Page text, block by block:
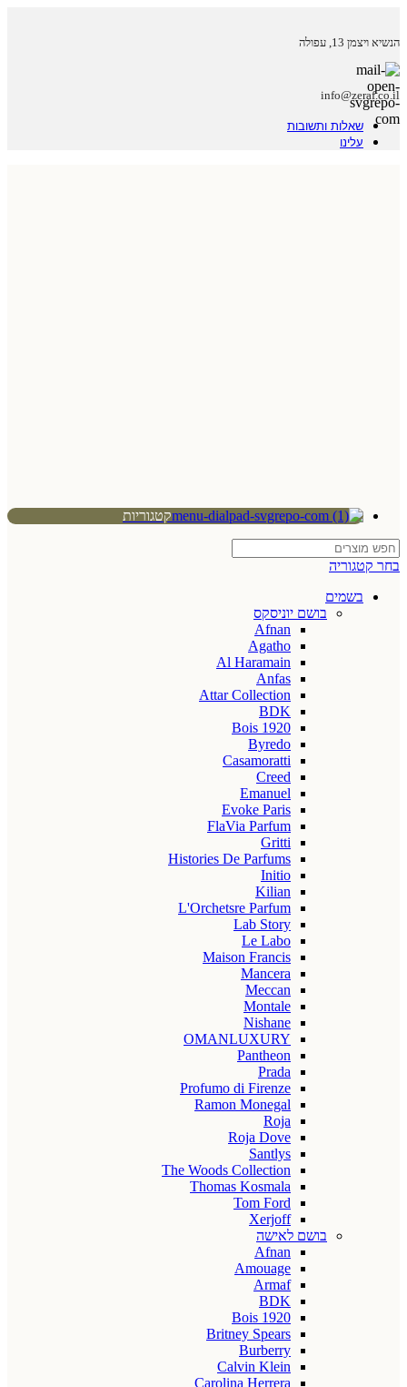
הנשיא ויצמן 13, עפולה
info@zeraf.co.il
שאלות ותשובות
עלינו
קטגוריות
בחר קטגוריה
בשמים
בושם יוניסקס
Afnan
Agatho
Al Haramain
Anfas
Attar Collection
BDK
Bois 1920
Byredo
Casamoratti
Creed
Emanuel
Evoke Paris
FlaVia Parfum
Gritti
Histories De Parfums
Initio
Kilian
L'Orchetsre Parfum
Lab Story
Le Labo
Maison Francis
Mancera
Meccan
Montale
Nishane
OMANLUXURY
Pantheon
Prada
Profumo di Firenze
Ramon Monegal
Roja
Roja Dove
Santlys
The Woods Collection
Thomas Kosmala
Tom Ford
Xerjoff
בושם לאישה
Afnan
Amouage
Armaf
BDK
Bois 1920
Britney Spears
Burberry
Calvin Klein
Carolina Herrera